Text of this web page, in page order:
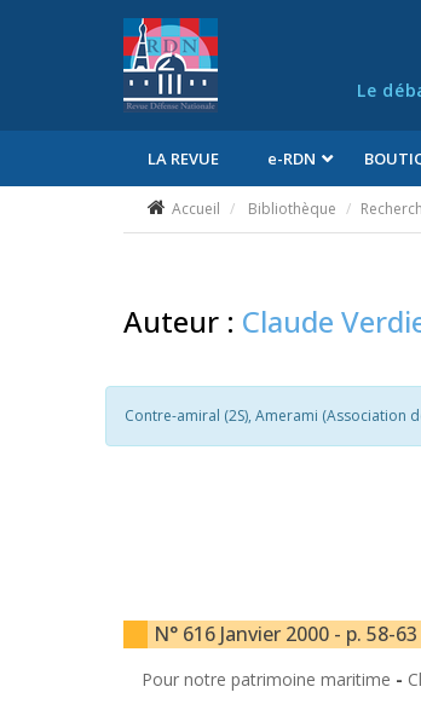
Le
LA REVUE e-RDN
Accueil Bibliothèque
Auteur : Claude
Contre-amiral (2S), Amerami (Association
N° 616 Janvier 2000 - p. 58-63
Pour notre patrimoine maritime -